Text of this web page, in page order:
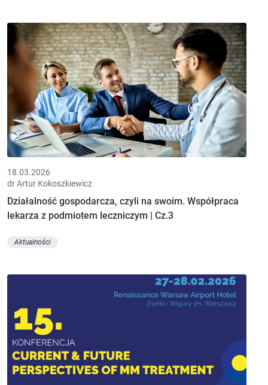
18.03.2026
dr Artur Kokoszkiewicz
Działalność gospodarcza, czyli na swoim. Współpraca
lekarza z podmiotem leczniczym | Cz.3
Aktualności